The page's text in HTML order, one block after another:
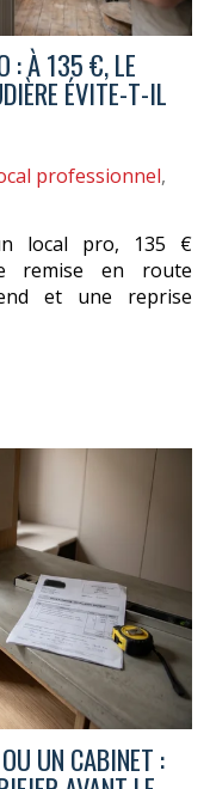
: À 135 €, LE
ÉVITE-T-IL
professionnel,
local pro, 135 €
remise en route
et une reprise
UN CABINET :